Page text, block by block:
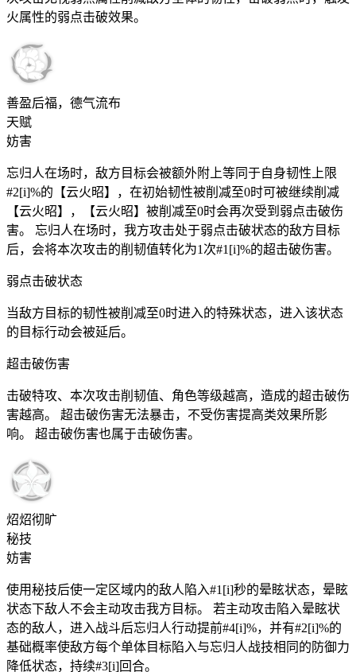
火属性的弱点击破效果。
善盈后福，德气流布
天赋
妨害
忘归人在场时，敌方目标会被额外附上等同于自身韧性上限
#2[i]%的【云火昭】，在初始韧性被削减至0时可被继续削减
【云火昭】，【云火昭】被削减至0时会再次受到弱点击破伤
害。 忘归人在场时，我方攻击处于弱点击破状态的敌方目标
后，会将本次攻击的削韧值转化为1次#1[i]%的超击破伤害。
弱点击破状态
当敌方目标的韧性被削减至0时进入的特殊状态，进入该状态
的目标行动会被延后。
超击破伤害
击破特攻、本次攻击削韧值、角色等级越高，造成的超击破伤
害越高。 超击破伤害无法暴击，不受伤害提高类效果所影
响。 超击破伤害也属于击破伤害。
炤炤彻旷
秘技
妨害
使用秘技后使一定区域内的敌人陷入#1[i]秒的晕眩状态，晕眩
状态下敌人不会主动攻击我方目标。 若主动攻击陷入晕眩状
态的敌人，进入战斗后忘归人行动提前#4[i]%，并有#2[i]%的
基础概率使敌方每个单体目标陷入与忘归人战技相同的防御力
降低状态，持续#3[i]回合。